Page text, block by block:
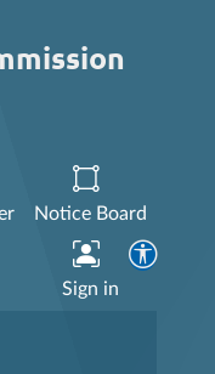
Notice Board
Sign in